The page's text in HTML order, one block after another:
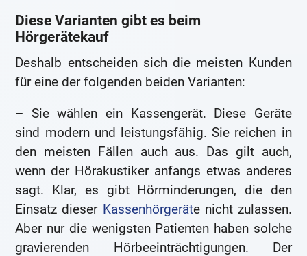
Diese Varianten gibt es beim
Hörgerätekauf
Deshalb entscheiden sich die meisten Kunden
für eine der folgenden beiden Varianten:
– Sie wählen ein Kassengerät. Diese Geräte
sind modern und leistungsfähig. Sie reichen in
den meisten Fällen auch aus. Das gilt auch,
wenn der Hörakustiker anfangs etwas anderes
sagt. Klar, es gibt Hörminderungen, die den
Einsatz dieser Kassenhörgeräte nicht zulassen.
Aber nur die wenigsten Patienten haben solche
gravierenden Hörbeeinträchtigungen. Der